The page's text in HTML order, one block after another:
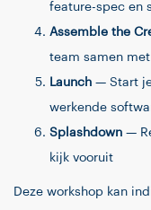
feature-spec en
Assemble the
team samen
Launch — Start
werkende
Splashdown —
kijk vooruit
Deze workshop kan